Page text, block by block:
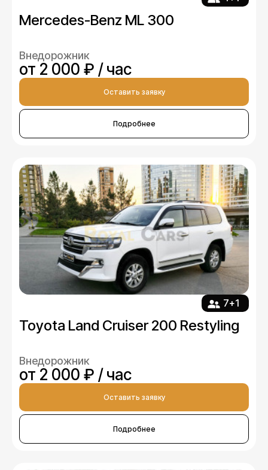
Mercedes-Benz ML 300
Внедорожник
от 2 000 ₽ / час
Оставить заявку
Подробнее
7+1
Toyota Land Cruiser 200 Restyling
Внедорожник
от 2 000 ₽ / час
Оставить заявку
Подробнее